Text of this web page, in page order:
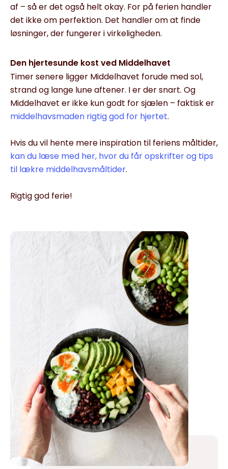
af – så er det også helt okay. For på ferien handler
det ikke om perfektion. Det handler om at finde
løsninger, der fungerer i virkeligheden.
Den hjertesunde kost ved Middelhavet
Timer senere ligger Middelhavet forude med sol,
strand og lange lune aftener. I er der snart. Og
Middelhavet er ikke kun godt for sjælen – faktisk er
middelhavsmaden rigtig god for hjertet.
Hvis du vil hente mere inspiration til feriens måltider,
kan du læse med her, hvor du får opskrifter og tips
til lækre middelhavsmåltider.
Rigtig god ferie!